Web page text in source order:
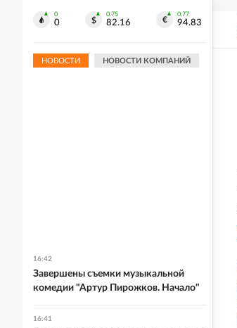
0
0
0.75
82.16
0.77
94.83
НОВОСТИ НОВОСТИ КОМПАНИЙ
16:42
Завершены съемки музыкальной
комедии "Артур Пирожков. Начало"
16:41